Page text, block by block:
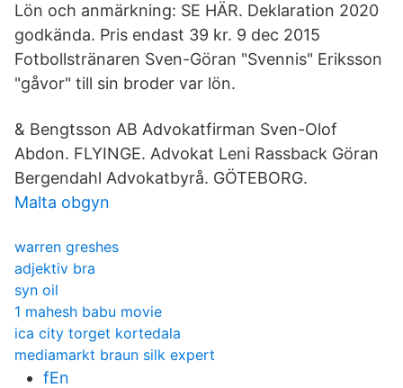
Lön och anmärkning: SE HÄR. Deklaration 2020
godkända. Pris endast 39 kr. 9 dec 2015
Fotbollstränaren Sven-Göran "Svennis" Eriksson
"gåvor" till sin broder var lön.
& Bengtsson AB Advokatfirman Sven-Olof
Abdon. FLYINGE. Advokat Leni Rassback Göran
Bergendahl Advokatbyrå. GÖTEBORG.
Malta obgyn
warren greshes
adjektiv bra
syn oil
1 mahesh babu movie
ica city torget kortedala
mediamarkt braun silk expert
fEn